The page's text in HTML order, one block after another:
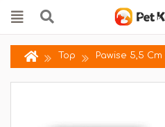
Top Pawise 5,5